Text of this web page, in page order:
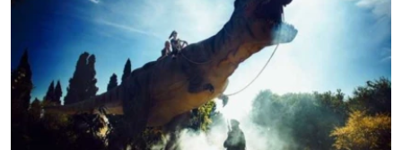
ВСЕ ЗА ДЕНЬ
СПЕЦПРОЕКТИ
ДЕПОРТАЦІЯ
ВІДЕОУРОКИ «ELIFBE»
СВІДЧЕННЯ ОКУПАЦІЇ
ЯК ОБІЙТИ БЛОКУВАННЯ
Русский